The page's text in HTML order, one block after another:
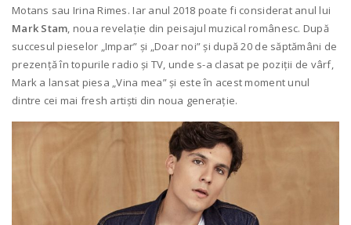
Motans sau Irina Rimes. Iar anul 2018 poate fi considerat anul lui
Mark Stam, noua revelație din peisajul muzical românesc. După
succesul pieselor „Impar” și „Doar noi” și după 20 de săptămâni de
prezență în topurile radio și TV, unde s-a clasat pe poziții de vârf,
Mark a lansat piesa „Vina mea” și este în acest moment unul
dintre cei mai fresh artiști din noua generație.